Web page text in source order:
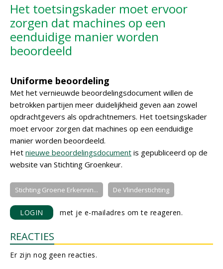
Het toetsingskader moet ervoor
zorgen dat machines op een
eenduidige manier worden
beoordeeld
Uniforme beoordeling
Met het vernieuwde beoordelingsdocument willen de
betrokken partijen meer duidelijkheid geven aan zowel
opdrachtgevers als opdrachtnemers. Het toetsingskader
moet ervoor zorgen dat machines op een eenduidige
manier worden beoordeeld.
Het nieuwe beoordelingsdocument is gepubliceerd op de
website van Stichting Groenkeur.
Stichting Groene Erkennin... De Vlinderstichting
LOGIN met je e-mailadres om te reageren.
REACTIES
Er zijn nog geen reacties.